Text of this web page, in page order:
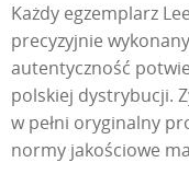
Każdy egzemplarz
precyzyjnie
autentyczność
polskiej dystrybucji.
w pełni oryginalny
normy jakościowe